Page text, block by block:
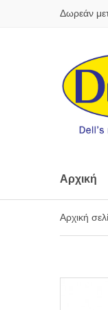
Δωρεάν
Αρχική
Αρχική